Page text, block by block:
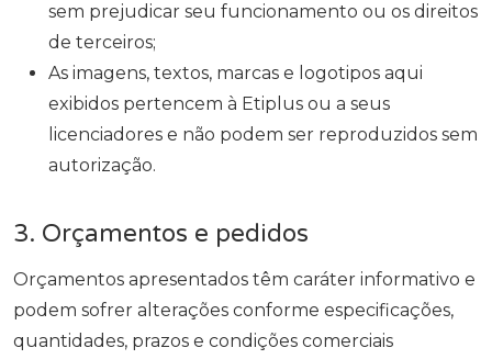
sem prejudicar seu funcionamento ou os direitos
de terceiros;
As imagens, textos, marcas e logotipos aqui
exibidos pertencem à Etiplus ou a seus
licenciadores e não podem ser reproduzidos sem
autorização.
3. Orçamentos e pedidos
Orçamentos apresentados têm caráter informativo e
podem sofrer alterações conforme especificações,
quantidades, prazos e condições comerciais